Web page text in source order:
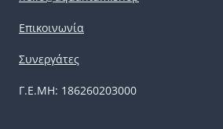
Επικοινωνία
Συνεργάτες
Γ.Ε.ΜΗ: 186260203000